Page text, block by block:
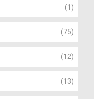
(1)
(75)
(12)
(13)